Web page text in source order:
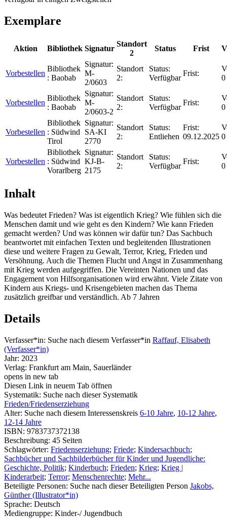
Exemplare
Aktion Bibliothek Signatur
Standort
2
Status Frist
Vorbestellen
Bibliothek
: Baobab
Signatur:
M-
2/0603
Standort
2:
Status:
Verfügbar
Frist:
0
Vorbestellen
Bibliothek
: Baobab
Signatur:
M-
2/0603-2
Standort
2:
Status:
Verfügbar
Frist:
0
Vorbestellen
Bibliothek
: Südwind
Tirol
Signatur:
SA-KI
2770
Standort
2:
Status:
Entliehen
Frist:
09.12.2025 0
Vorbestellen
Bibliothek
: Südwind
Vorarlberg
Signatur:
KJ-B-
2175
Standort
2:
Status:
Verfügbar
Frist:
0
Inhalt
Was bedeutet Frieden? Was ist eigentlich Krieg? Wie fühlen sich die
Menschen damit und wie geht es den Kindern? Wie kann Frieden
gemacht werden? Und was können wir dafür tun? Das Sachbuch
beantwortet mit einfachen Texten und begleitenden Illustrationen
diese und weitere Fragen zu Gewalt, Terror, Krieg, Frieden und
Versöhnung. Auch die Themen Flucht und Angst in Zusammenhang
mit Krieg werden aufgegriffen. Die Vereinten Nationen und das
Engagement von Hilfsorganisationen wird erwähnt. Viele Zitate von
Kindern aus Kriegs- und Krisengebieten machen das Thema
zusätzlich greifbar und verständlich. Ab 7 Jahren
Details
Verfasser*in: Suche nach diesem Verfasser*in Raffauf, Elisabeth
(Verfasser*in)
Jahr: 2023
Verlag: Frankfurt am Main, Sauerländer
opens in new tab
Diesen Link in neuem Tab öffnen
Systematik: Suche nach dieser Systematik
Frieden/Friedenserziehung
Alter: Suche nach diesem Interessenskreis 6-10 Jahre, 10-12 Jahre,
12-14 Jahre
ISBN: 9783737372138
Beschreibung: 45 Seiten
Schlagwörter: Friedenserziehung; Friede; Kindersachbuch;
Sachbücher und Sachbilderbücher für Kinder und Jugendliche:
Geschichte, Politik; Kinderbuch; Frieden; Krieg; Krieg |
Kinderarbeit; Terror; Menschenrechte; Mehr...
Beteiligte Personen: Suche nach dieser Beteiligten Person Jakobs,
Günther (Illustrator*in)
Sprache: Deutsch
Mediengruppe: Kinder-/ Jugendbuch